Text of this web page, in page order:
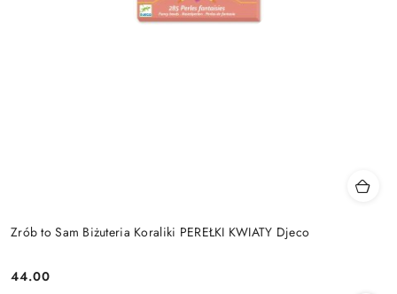
Zrób to Sam Biżuteria Koraliki PEREŁKI KWIATY Djeco
Cena:
44.00